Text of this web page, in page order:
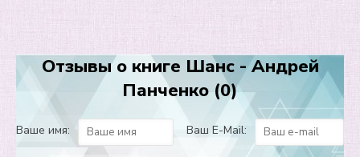
Работа над ошибками. Книга 1. Шанс
Работа над ошибками. Книга 1. Шанс
Работа над ошибками. Книга 1. Шанс
Работа над ошибками. Книга 1. Шанс
Работа над ошибками. Книга 1. Шанс
Отзывы о книге Шанс - Андрей
Панченко (0)
Ваше имя: Ваш E-Mail: